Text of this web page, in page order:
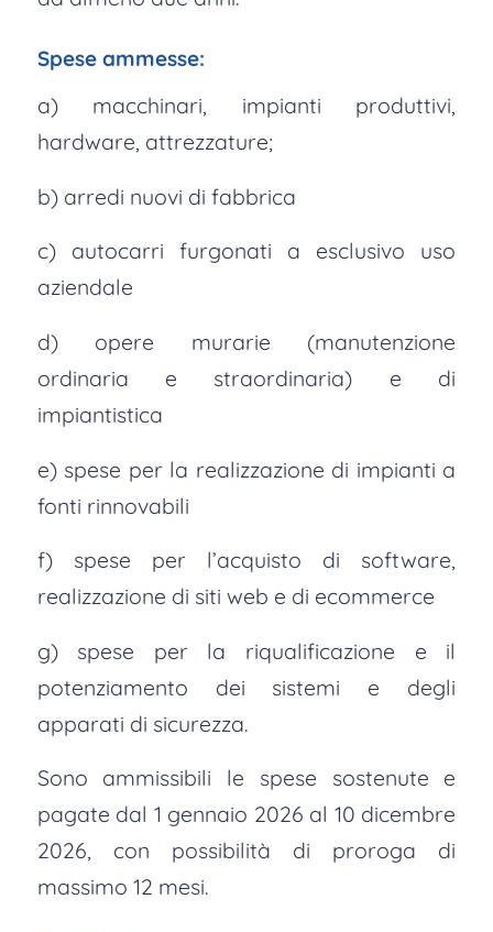
Spese ammesse:
a) macchinari, impianti produttivi,
hardware, attrezzature;
b) arredi nuovi di fabbrica
c) autocarri furgonati a esclusivo uso
aziendale
d) opere murarie (manutenzione
ordinaria e straordinaria) e di
impiantistica
e) spese per la realizzazione di impianti a
fonti rinnovabili
f) spese per l’acquisto di software,
realizzazione di siti web e di ecommerce
g) spese per la riqualificazione e il
potenziamento dei sistemi e degli
apparati di sicurezza.
Sono ammissibili le spese sostenute e
pagate dal 1 gennaio 2026 al 10 dicembre
2026, con possibilità di proroga di
massimo 12 mesi.